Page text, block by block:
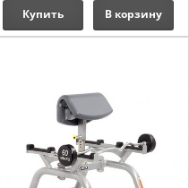
Купить В корзину